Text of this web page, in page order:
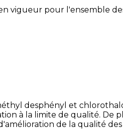
vigueur pour l'ensemble
desphényl et
à la limite de qualité. De
de la qualité